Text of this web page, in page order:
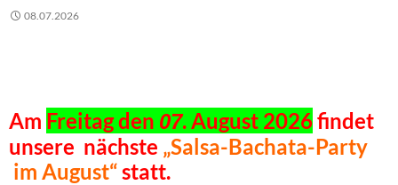
08.07.2026
Am Freitag den 07. August 2026findet
unsere nächste „Salsa-Bachata-Party
im August“statt.